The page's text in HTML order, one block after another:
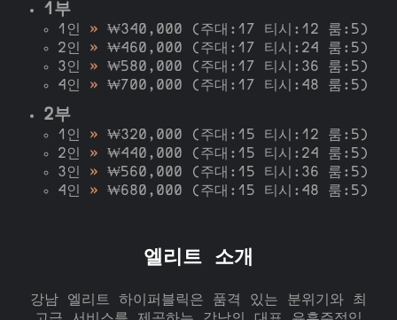
1부
1인 » ₩340,000 (주대:17 티시:12 룸:5)
2인 » ₩460,000 (주대:17 티시:24 룸:5)
3인 » ₩580,000 (주대:17 티시:36 룸:5)
4인 » ₩700,000 (주대:17 티시:48 룸:5)
2부
1인 » ₩320,000 (주대:15 티시:12 룸:5)
2인 » ₩440,000 (주대:15 티시:24 룸:5)
3인 » ₩560,000 (주대:15 티시:36 룸:5)
4인 » ₩680,000 (주대:15 티시:48 룸:5)
엘리트 소개
강남 엘리트 하이퍼블릭은 품격 있는 분위기와 최